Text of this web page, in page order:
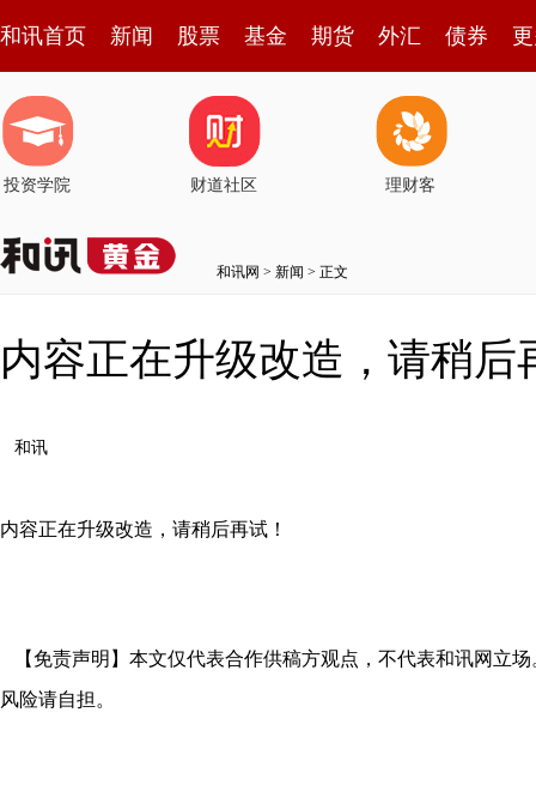
和讯首页 新闻 股票 基金 期货 外汇 债券
投资学院 财道社区 理财客
和讯网 > 新闻 > 正文
内容正在升级改造，请稍后
和讯
内容正在升级改造，请稍后再试！
【免责声明】本文仅代表合作供稿方观点，不代表和讯网立
风险请自担。